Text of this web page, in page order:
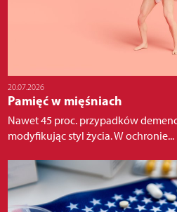
20.07.2026
Pamięć w mięśniach
Nawet 45 proc. przypadków
modyfikując styl życia. W ochronie...